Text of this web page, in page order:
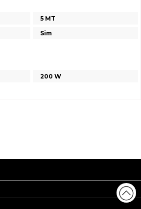
5 MT
Sim
200 W